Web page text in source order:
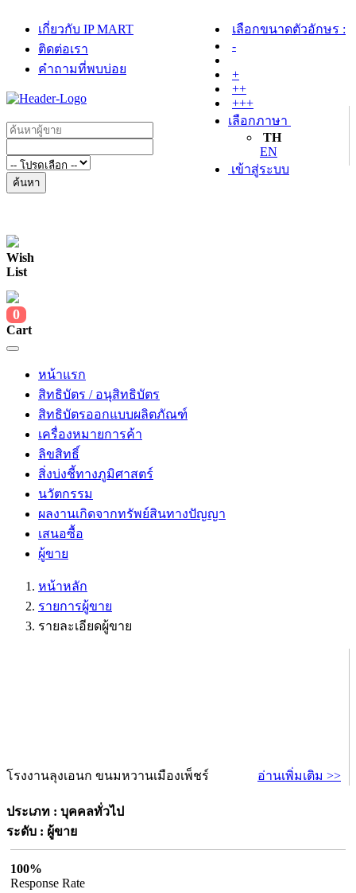
เกี่ยวกับ IP MART
ติดต่อเรา
คำถามที่พบบ่อย
เลือกขนาดตัวอักษร :
-
+
++
+++
เลือกภาษา
TH
EN
เข้าสู่ระบบ
ค้นหา
Wish
List
0
Cart
หน้าแรก
สิทธิบัตร / อนุสิทธิบัตร
สิทธิบัตรออกแบบผลิตภัณฑ์
เครื่องหมายการค้า
ลิขสิทธิ์
สิ่งบ่งชี้ทางภูมิศาสตร์
นวัตกรรม
ผลงานเกิดจากทรัพย์สินทางปัญญา
เสนอซื้อ
ผู้ขาย
หน้าหลัก
รายการผู้ขาย
รายละเอียดผู้ขาย
โรงงานลุงเอนก ขนมหวานเมืองเพ็ชร์ อ่านเพิ่มเติม >>
ประเภท : บุคคลทั่วไป
ระดับ : ผู้ขาย
100%
Response Rate